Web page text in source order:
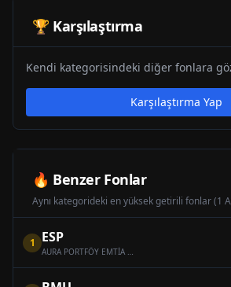
🏆 Karşılaştırma
Kendi kategorisindeki diğer fonlara
Karşılaştırma Yap
🔥 Benzer Fonlar
Aynı kategorideki en yüksek getirili fonlar (1
1 ESP
AURA PORTFÖY EMTİA SERBEST FON